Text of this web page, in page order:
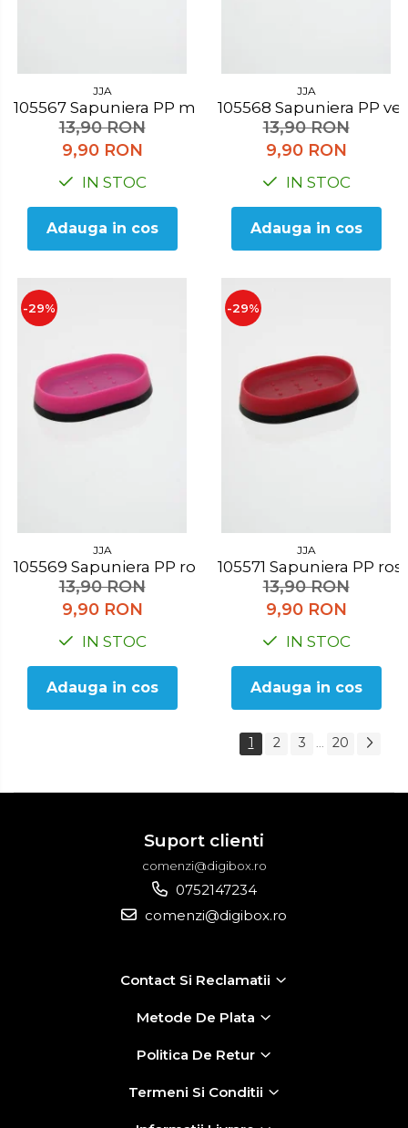
JJA
105567 Sapuniera PP maro
13,90 RON
9,90 RON
IN STOC
Adauga in cos
JJA
105568 Sapuniera PP
13,90 RON
9,90 RON
IN STOC
Adauga in cos
-29%
JJA
105569 Sapuniera PP roz
13,90 RON
9,90 RON
IN STOC
Adauga in cos
-29%
JJA
105571 Sapuniera PP
13,90 RON
9,90 RON
IN STOC
Adauga in cos
1 2 3 ... 20
Suport clienti
comenzi@digibox.ro
0752147234
comenzi@digibox.ro
Contact Si Reclamatii
Metode De Plata
Politica De Retur
Termeni Si Conditii